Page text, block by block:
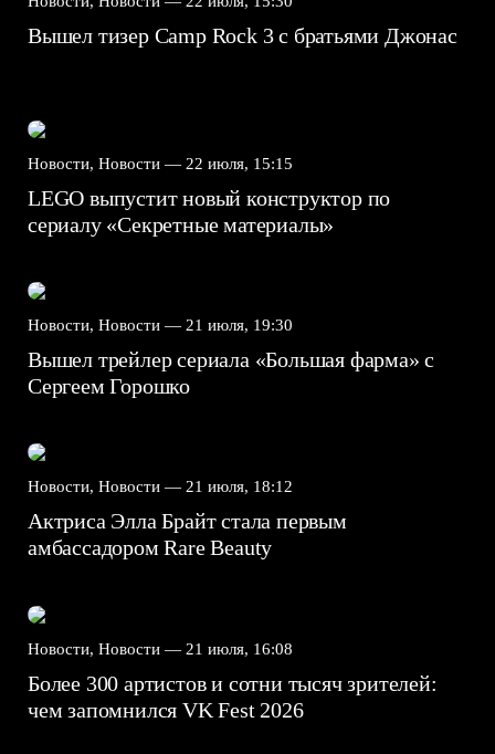
Вышел тизер Camp Rock 3 с братьями Джонас
Новости, Новости — 22 июля, 15:15
LEGO выпустит новый конструктор по
сериалу «Секретные материалы»
Новости, Новости — 21 июля, 19:30
Вышел трейлер сериала «Большая фарма» с
Сергеем Горошко
Новости, Новости — 21 июля, 18:12
Актриса Элла Брайт стала первым
амбассадором Rare Beauty
Новости, Новости — 21 июля, 16:08
Более 300 артистов и сотни тысяч зрителей:
чем запомнился VK Fest 2026